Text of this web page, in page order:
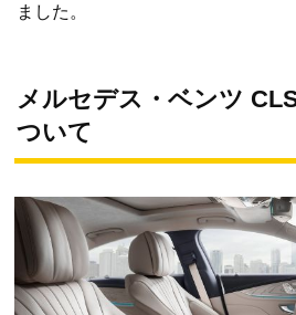
ました。
メルセデス・ベンツ
ついて